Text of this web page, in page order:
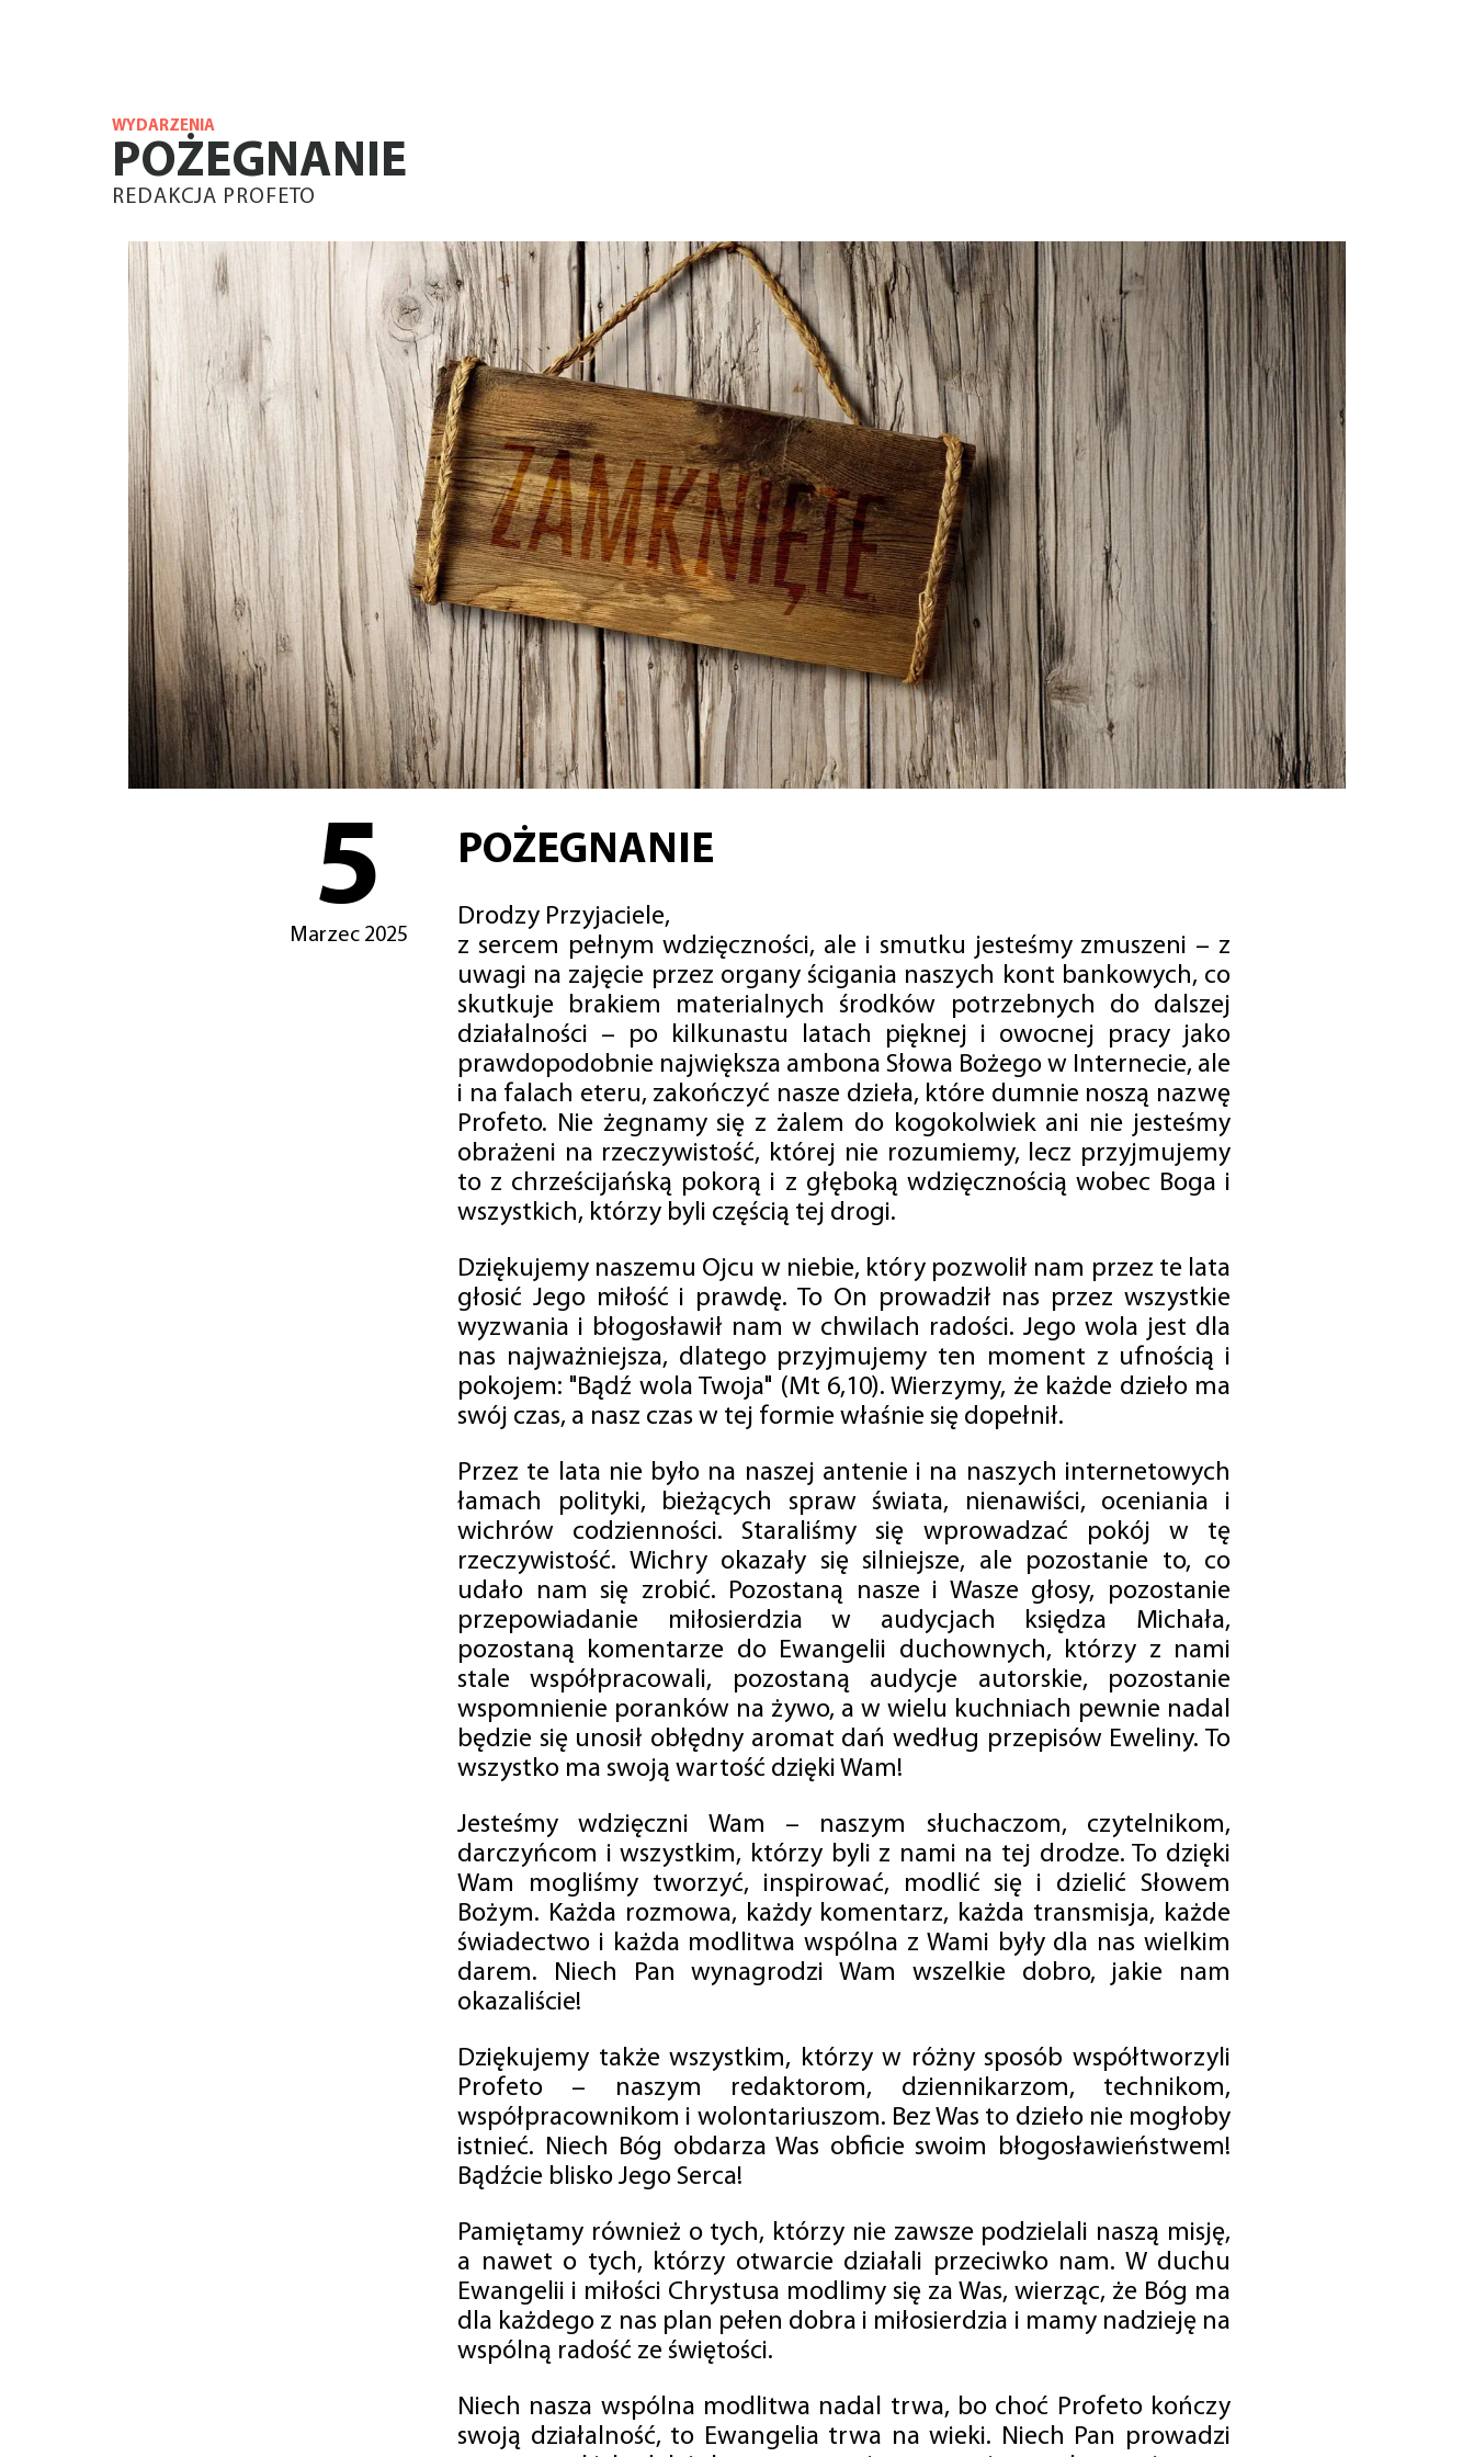
WYDARZENIA
POŻEGNANIE
REDAKCJA PROFETO
5
Marzec 2025
POŻEGNANIE
Drodzy Przyjaciele,
z sercem pełnym wdzięczności, ale i smutku jesteśmy zmuszeni – z
uwagi na zajęcie przez organy ścigania naszych kont bankowych, co
skutkuje brakiem materialnych środków potrzebnych do dalszej
działalności – po kilkunastu latach pięknej i owocnej pracy jako
prawdopodobnie największa ambona Słowa Bożego w Internecie, ale
i na falach eteru, zakończyć nasze dzieła, które dumnie noszą nazwę
Profeto. Nie żegnamy się z żalem do kogokolwiek ani nie jesteśmy
obrażeni na rzeczywistość, której nie rozumiemy, lecz przyjmujemy
to z chrześcijańską pokorą i z głęboką wdzięcznością wobec Boga i
wszystkich, którzy byli częścią tej drogi.
Dziękujemy naszemu Ojcu w niebie, który pozwolił nam przez te lata
głosić Jego miłość i prawdę. To On prowadził nas przez wszystkie
wyzwania i błogosławił nam w chwilach radości. Jego wola jest dla
nas najważniejsza, dlatego przyjmujemy ten moment z ufnością i
pokojem: "Bądź wola Twoja" (Mt 6,10). Wierzymy, że każde dzieło ma
swój czas, a nasz czas w tej formie właśnie się dopełnił.
Przez te lata nie było na naszej antenie i na naszych internetowych
łamach polityki, bieżących spraw świata, nienawiści, oceniania i
wichrów codzienności. Staraliśmy się wprowadzać pokój w tę
rzeczywistość. Wichry okazały się silniejsze, ale pozostanie to, co
udało nam się zrobić. Pozostaną nasze i Wasze głosy, pozostanie
przepowiadanie miłosierdzia w audycjach księdza Michała,
pozostaną komentarze do Ewangelii duchownych, którzy z nami
stale współpracowali, pozostaną audycje autorskie, pozostanie
wspomnienie poranków na żywo, a w wielu kuchniach pewnie nadal
będzie się unosił obłędny aromat dań według przepisów Eweliny. To
wszystko ma swoją wartość dzięki Wam!
Jesteśmy wdzięczni Wam – naszym słuchaczom, czytelnikom,
darczyńcom i wszystkim, którzy byli z nami na tej drodze. To dzięki
Wam mogliśmy tworzyć, inspirować, modlić się i dzielić Słowem
Bożym. Każda rozmowa, każdy komentarz, każda transmisja, każde
świadectwo i każda modlitwa wspólna z Wami były dla nas wielkim
darem. Niech Pan wynagrodzi Wam wszelkie dobro, jakie nam
okazaliście!
Dziękujemy także wszystkim, którzy w różny sposób współtworzyli
Profeto – naszym redaktorom, dziennikarzom, technikom,
współpracownikom i wolontariuszom. Bez Was to dzieło nie mogłoby
istnieć. Niech Bóg obdarza Was obficie swoim błogosławieństwem!
Bądźcie blisko Jego Serca!
Pamiętamy również o tych, którzy nie zawsze podzielali naszą misję,
a nawet o tych, którzy otwarcie działali przeciwko nam. W duchu
Ewangelii i miłości Chrystusa modlimy się za Was, wierząc, że Bóg ma
dla każdego z nas plan pełen dobra i miłosierdzia i mamy nadzieję na
wspólną radość ze świętości.
Niech nasza wspólna modlitwa nadal trwa, bo choć Profeto kończy
swoją działalność, to Ewangelia trwa na wieki. Niech Pan prowadzi